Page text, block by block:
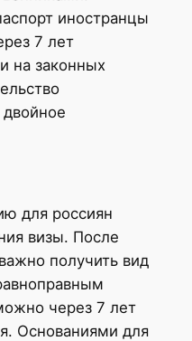
иностранцы
7 лет
на законных
двойное
для россиян
визы. После
получить вид
через 7 лет
Основаниями для